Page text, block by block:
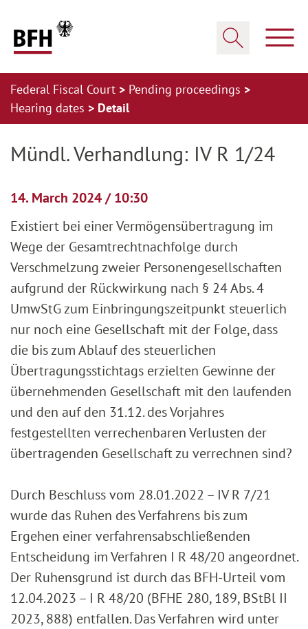
Federal Fiscal Court
Pending proceedings
Hearing dates
Detail
Mündl. Verhandlung: IV R 1/24
14. March 2024 / 10:30
Existiert bei einer Vermögensübertragung im
Wege der Gesamtrechtnachfolge durch
Verschmelzung zweier Personengesellschaften
aufgrund der Rückwirkung nach § 24 Abs. 4
UmwStG zum Einbringungszeitpunkt steuerlich
nur noch eine Gesellschaft mit der Folge, dass
die bis zum Ablauf des steuerlichen
Übertragungsstichtags erzielten Gewinne der
übernehmenden Gesellschaft mit den laufenden
und den auf den 31.12. des Vorjahres
festgestellten verrechenbaren Verlusten der
übertragenden Gesellschaft zu verrechnen sind?
Durch Beschluss vom 28.01.2022 – IV R 7/21
wurde das Ruhen des Verfahrens bis zum
Ergehen einer verfahrensabschließenden
Entscheidung im Verfahren I R 48/20 angeordnet.
Der Ruhensgrund ist durch das BFH-Urteil vom
12.04.2023 – I R 48/20 (BFHE 280, 189, BStBl II
2023, 888) entfallen. Das Verfahren wird unter